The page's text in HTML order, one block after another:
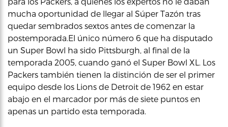
mucha oportunidad de llegar al Súper Tazón tras
quedar sembrados sextos antes de comenzar la
postemporada.El único número 6 que ha disputado
un Super Bowl ha sido Pittsburgh, al final de la
temporada 2005, cuando ganó el Super Bowl XL. Los
Packers también tienen la distinción de ser el primer
equipo desde los Lions de Detroit de 1962 en estar
abajo en el marcador por más de siete puntos en
apenas un partido esta temporada.